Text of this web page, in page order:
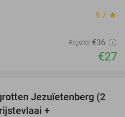
9.7 star
Regulier €36
€27
25%
Jezuïetenberg (2
+